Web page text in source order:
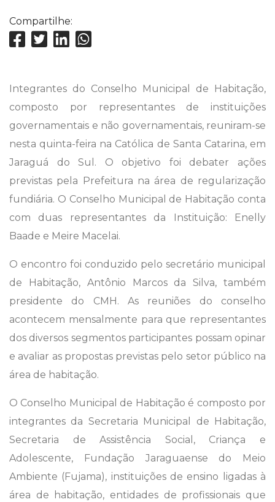
Compartilhe:
Integrantes do Conselho Municipal de Habitação,
composto por representantes de instituições
governamentais e não governamentais, reuniram-se
nesta quinta-feira na Católica de Santa Catarina, em
Jaraguá do Sul. O objetivo foi debater ações
previstas pela Prefeitura na área de regularização
fundiária. O Conselho Municipal de Habitação conta
com duas representantes da Instituição: Enelly
Baade e Meire Macelai.
O encontro foi conduzido pelo secretário municipal
de Habitação, Antônio Marcos da Silva, também
presidente do CMH. As reuniões do conselho
acontecem mensalmente para que representantes
dos diversos segmentos participantes possam opinar
e avaliar as propostas previstas pelo setor público na
área de habitação.
O Conselho Municipal de Habitação é composto por
integrantes da Secretaria Municipal de Habitação,
Secretaria de Assistência Social, Criança e
Adolescente, Fundação Jaraguaense do Meio
Ambiente (Fujama), instituições de ensino ligadas à
área de habitação, entidades de profissionais que